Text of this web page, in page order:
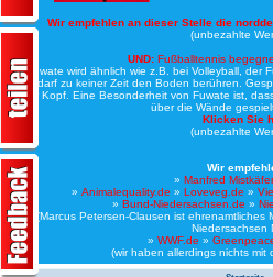
Wir empfehlen an dieser Stelle die
(unbezahlte
UND: Fußballtennis
Bei Fuwate wird ähnlich wie z.B. bei Volleyball, der
Ball darf zu keiner Zeit den Boden berühren.
oder Kopf. Eine Besonderheit von Fuwate ist,
über die Wände
Klicken Sie
(unbezahlte
Wir
» Manfred
» Animalequality.de » Loveveg.de »
» Bund-Niedersachsen.de »
(Marcus Petersen-Clausen ist ehrenamtliches
Niedersachsen
» WWF.de »
(wir haben allerdings nichts mit